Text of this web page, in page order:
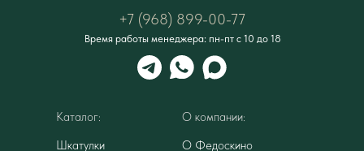
+7 (968) 899-00-77
Время работы менеджера: пн-пт с 10 до 18
Каталог:
Шкатулки
О компании:
О Федоскино